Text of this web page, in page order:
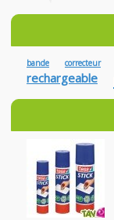
bande correcteur
rechargeable